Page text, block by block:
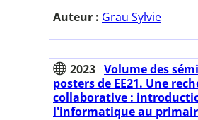
Auteur : Grau Sylvie
2023 Volume des
posters de EE21. Une
collaborative :
l'informatique au